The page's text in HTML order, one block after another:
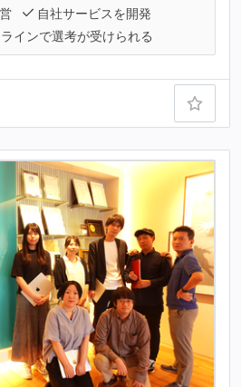
自社サービスを開発
インで選考が受けられる